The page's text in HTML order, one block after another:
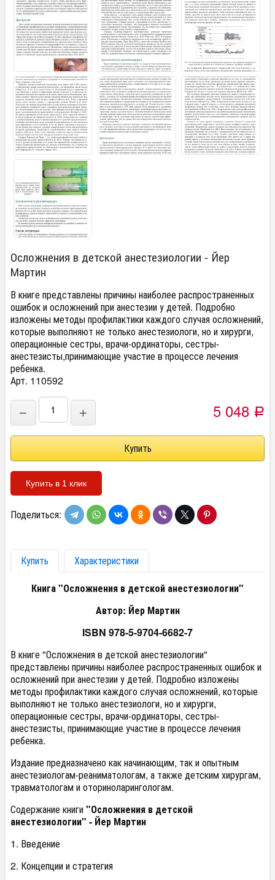
Осложнения в детской анестезиологии - Йер
Мартин
В книге представлены причины наиболее распространенных
ошибок и осложнений при анестезии у детей. Подробно
изложены методы профилактики каждого случая осложнений,
которые выполняют не только анестезиологи, но и хирурги,
операционные сестры, врачи-ординаторы, сестры-
анестезисты,принимающие участие в процессе лечения
ребенка.
Арт. 110592
− + 5 048 Р
Купить в 1 клик
Поделиться:
Купить
Характеристики
Книга "Осложнения в детской анестезиологии"
Автор: Йер Мартин
ISBN 978-5-9704-6682-7
В книге "Осложнения в детской анестезиологии"
представлены причины наиболее распространенных ошибок и
осложнений при анестезии у детей. Подробно изложены
методы профилактики каждого случая осложнений, которые
выполняют не только анестезиологи, но и хирурги,
операционные сестры, врачи-ординаторы, сестры-
анестезисты, принимающие участие в процессе лечения
ребенка.
Издание предназначено как начинающим, так и опытным
анестезиологам-реаниматологам, а также детским хирургам,
травматологам и оториноларингологам.
Содержание книги"Осложнения в детской
анестезиологии" - Йер Мартин
1. Введение
2. Концепции и стратегия